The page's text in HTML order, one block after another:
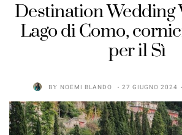
Destination Wedding
Lago di Como,
per il Sì
BY NOEMI BLANDO 27 GIUGNO 2024